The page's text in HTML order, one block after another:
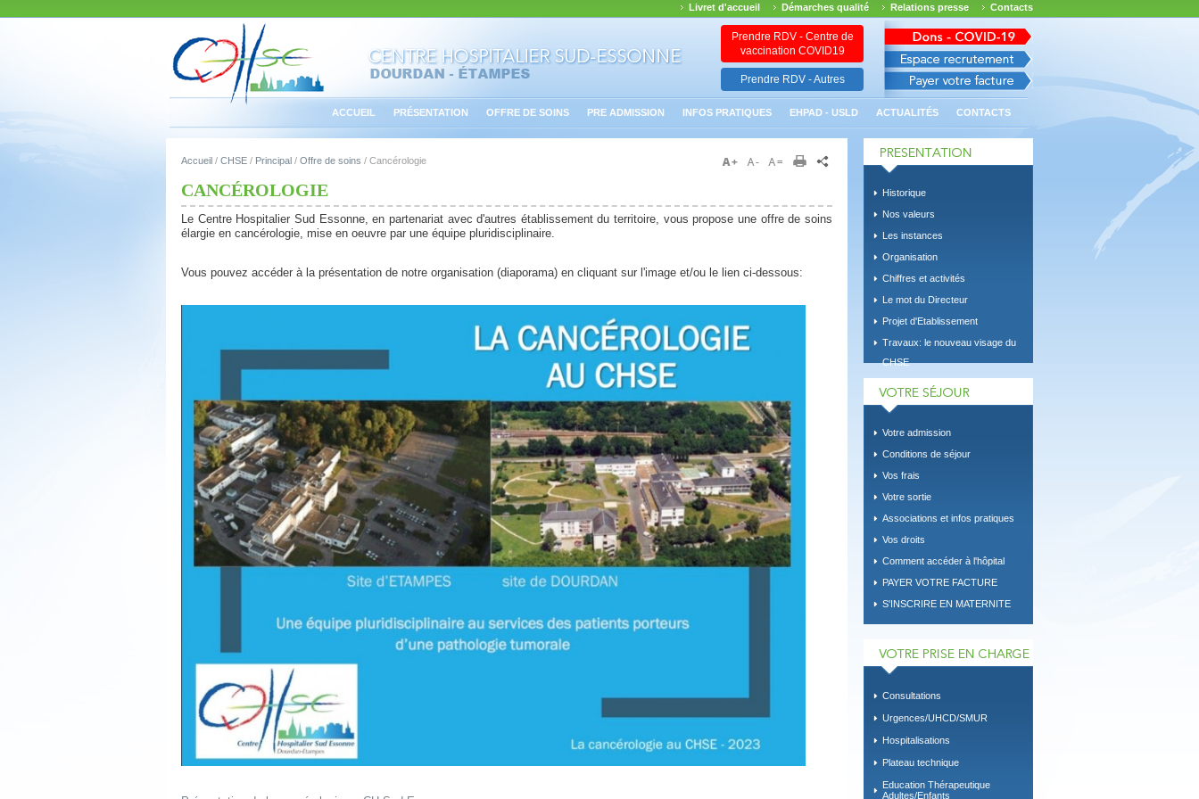
Livret d'accueil Démarches qualité Relations presse Contacts
Prendre RDV - Centre de
vaccination COVID19
Prendre RDV - Autres
ACCUEIL PRÉSENTATION OFFRE DE SOINS PRE ADMISSION INFOS PRATIQUES EHPAD - USLD ACTUALITÉS CONTACTS
Accueil / CHSE / Principal / Offre de soins / Cancérologie
CANCÉROLOGIE
Le Centre Hospitalier Sud Essonne, en partenariat avec d'autres établissement du territoire, vous propose une offre de soins
élargie en cancérologie, mise en oeuvre par une équipe pluridisciplinaire.
Vous pouvez accéder à la présentation de notre organisation (diaporama) en cliquant sur l'image et/ou le lien ci-dessous:
Historique
Nos valeurs
Les instances
Organisation
Chiffres et activités
Le mot du Directeur
Projet d'Etablissement
Travaux: le nouveau visage du
CHSE
Votre admission
Conditions de séjour
Vos frais
Votre sortie
Associations et infos pratiques
Vos droits
Comment accéder à l'hôpital
PAYER VOTRE FACTURE
S'INSCRIRE EN MATERNITE
Consultations
Urgences/UHCD/SMUR
Hospitalisations
Plateau technique
Education Thérapeutique
Adultes/Enfants